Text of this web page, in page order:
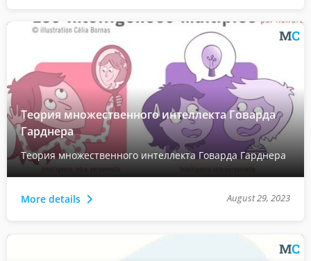
Теория множественного интеллекта Говарда
Гарднера
Теория множественного интеллекта Говарда Гарднера
More details August 29, 2023